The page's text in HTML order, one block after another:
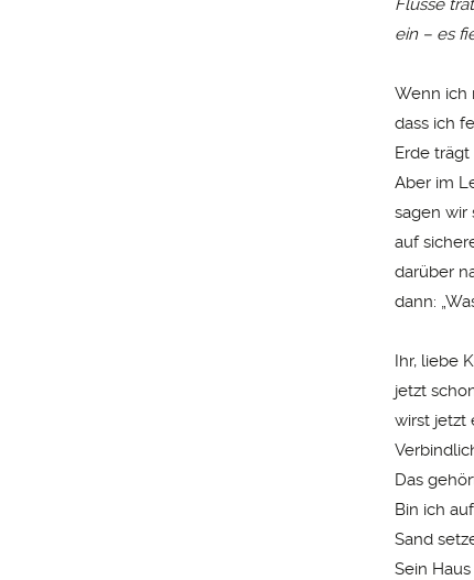
Flüsse
ein – es
Wenn ich
dass ich
Erde
Aber im
sagen wir
auf
darüber
dann:
Ihr, liebe
jetzt
wirst jetzt
Das
Bin ich
Sand
Sein